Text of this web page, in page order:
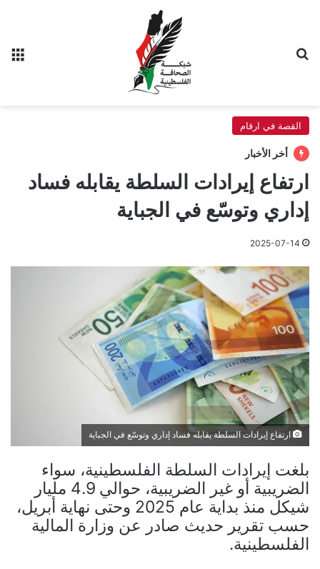
القصة في ارقام
أخر الأخبار
ارتفاع إيرادات السلطة يقابله فساد
إداري وتوسّع في الجباية
2025-07-14
ارتفاع إيرادات السلطة يقابله فساد إداري وتوسّع في الجباية
بلغت إيرادات السلطة الفلسطينية، سواء
الضريبية أو غير الضريبية، حوالي 4.9 مليار
شيكل منذ بداية عام 2025 وحتى نهاية أبريل،
حسب تقرير حديث صادر عن وزارة المالية
الفلسطينية.